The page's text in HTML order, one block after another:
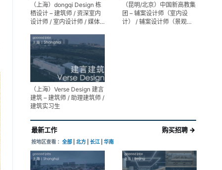
（上海）dongqi Design 栋
栖设计 – 建筑师 / 资深室内
设计师 / 室内设计师 / 媒体
生（常年招聘）
（昆明/北京）中国新高教集
团 – 辅案设计师（室内设
计） / 辅案设计师（景观设
（上海）Verse Design 建言
建筑 – 建筑师 / 助理建筑师 /
建筑实习生
最新工作 购买招聘 →
按地区查看 ： 全部 北方 长江 华南